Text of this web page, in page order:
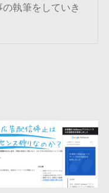
執筆をしていき